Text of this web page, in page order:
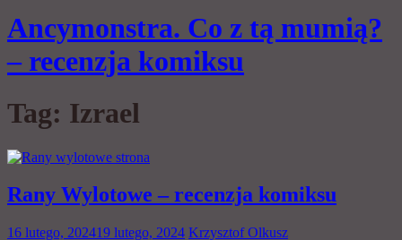
Ancymonstra. Co z tą mumią?
– recenzja komiksu
Tag: Izrael
Rany Wylotowe – recenzja komiksu
16 lutego, 202419 lutego, 2024 Krzysztof Olkusz